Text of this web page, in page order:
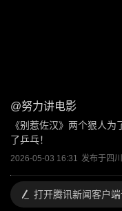
@努力讲电影
《别惹佐汉》两个狠人
了乒乓！
2026-05-03 16:31 发布于四川
打开腾讯新闻客户